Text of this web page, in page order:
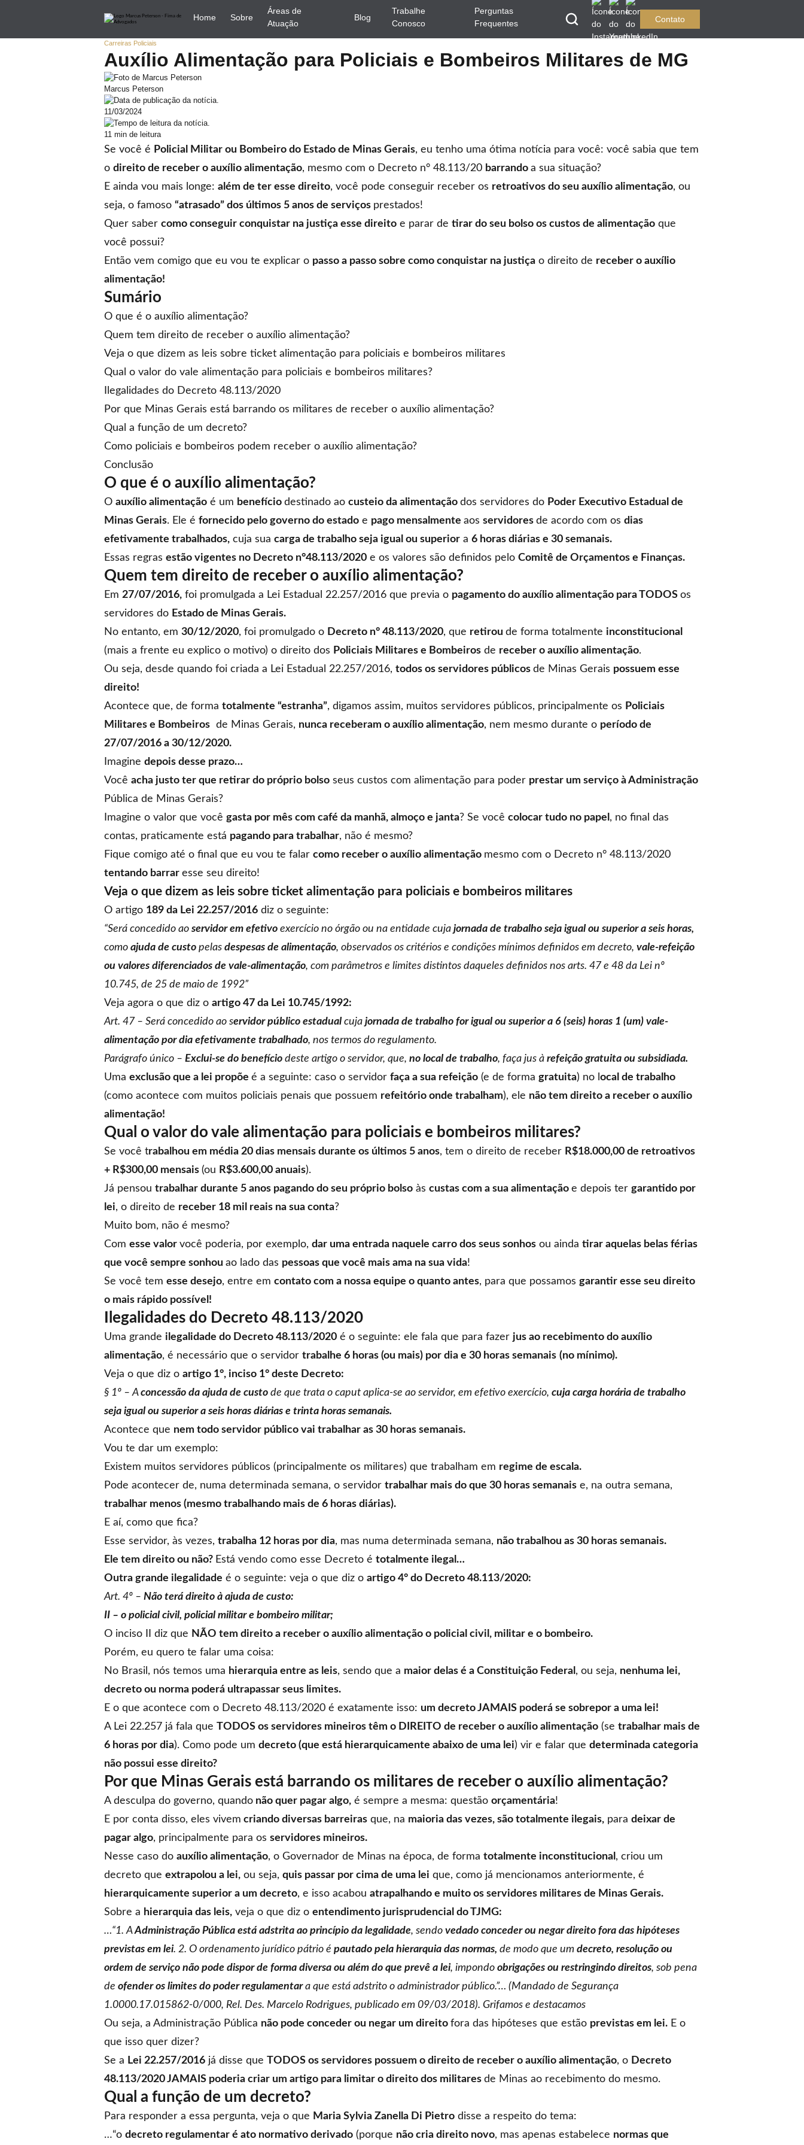
Home Sobre
Áreas de
Atuação
Blog
Trabalhe
Conosco
Perguntas
Frequentes
Contato
Carreiras Policiais
Auxílio Alimentação para Policiais e Bombeiros Militares de MG
Marcus Peterson
11/03/2024
11 min de leitura
Se você é Policial Militar ou Bombeiro do Estado de Minas Gerais, eu tenho uma ótima notícia para você: você sabia que tem
o direito de receber o auxílio alimentação, mesmo com o Decreto n° 48.113/20 barrando a sua situação?
E ainda vou mais longe: além de ter esse direito, você pode conseguir receber os retroativos do seu auxílio alimentação, ou
seja, o famoso “atrasado” dos últimos 5 anos de serviços prestados!
Quer saber como conseguir conquistar na justiça esse direitoe parar de tirar do seu bolso os custos de alimentaçãoque
você possui?
Então vem comigo que eu vou te explicar o passo a passo sobre como conquistar na justiçao direito de receber o auxílio
alimentação!
Sumário
O que é o auxílio alimentação?
Quem tem direito de receber o auxílio alimentação?
Veja o que dizem as leis sobre ticket alimentação para policiais e bombeiros militares
Qual o valor do vale alimentação para policiais e bombeiros militares?
Ilegalidades do Decreto 48.113/2020
Por que Minas Gerais está barrando os militares de receber o auxílio alimentação?
Qual a função de um decreto?
Como policiais e bombeiros podem receber o auxílio alimentação?
Conclusão
O que é o auxílio alimentação?
O auxílio alimentaçãoé um benefício destinado ao custeio da alimentação dos servidores do Poder Executivo Estadual de
Minas Gerais. Ele é fornecido pelo governo do estadoe pago mensalmente aos servidores de acordo com os dias
efetivamente trabalhados,cuja sua carga de trabalho seja igual ou superiora 6 horas diárias e 30 semanais.
Essas regras estão vigentes no Decreto n°48.113/2020e os valores são definidos pelo Comitê de Orçamentos e Finanças.
Quem tem direito de receber o auxílio alimentação?
Em 27/07/2016,foi promulgada a Lei Estadual 22.257/2016que previa o pagamento do auxílio alimentação para TODOS os
servidores do Estado de Minas Gerais.
No entanto, em 30/12/2020, foi promulgado o Decreto n° 48.113/2020, que retirou de forma totalmente inconstitucional
(mais a frente eu explico o motivo) o direito dos Policiais Militares e Bombeirosde receber o auxílio alimentação.
Ou seja, desde quando foi criada a Lei Estadual 22.257/2016, todos os servidores públicos de Minas Gerais possuem esse
direito!
Acontece que, de forma totalmente “estranha”, digamos assim, muitos servidores públicos, principalmente os Policiais
Militares e Bombeirosde Minas Gerais, nunca receberam o auxílio alimentação, nem mesmo durante o período de
27/07/2016 a 30/12/2020.
Imagine depois desse prazo…
Você acha justo ter que retirar do próprio bolsoseus custos com alimentação para poder prestar um serviço à Administração
Pública de Minas Gerais?
Imagine o valor que você gasta por mês com café da manhã, almoço e janta? Se você colocar tudo no papel , no final das
contas, praticamente está pagando para trabalhar, não é mesmo?
Fique comigo até o final que eu vou te falar como receber o auxílio alimentação mesmo com o Decreto n° 48.113/2020
tentando barrar esse seu direito!
Veja o que dizem as leis sobre ticket alimentação para policiais e bombeiros militares
O artigo 189 da Lei 22.257/2016diz o seguinte:
“Será concedido aoservidor em efetivo exercício no órgão ou na entidade cuja jornada de trabalho seja igual ou superior a seis horas,
como ajuda de custopelas despesas de alimentação, observados os critérios e condições mínimos definidos em decreto, vale-refeição
ou valores diferenciados de vale-alimentação, com parâmetros e limites distintos daqueles definidos nos arts. 47 e 48 da Lei nº
10.745, de 25 de maio de 1992”
Veja agora o que diz o artigo 47 da Lei 10.745/1992:
Art. 47 – Será concedido ao servidor público estadual cuja jornada de trabalho for igual ou superior a 6 (seis) horas 1 (um) vale-
alimentação por dia efetivamente trabalhado, nos termos do regulamento.
Parágrafo único – Exclui-se do benefício deste artigo o servidor, que, no local de trabalho, faça jus à refeição gratuita ou subsidiada.
Uma exclusão que a lei propõe é a seguinte: caso o servidor faça a sua refeição(e de forma gratuita) no l ocal de trabalho
(como acontece com muitos policiais penais que possuem refeitório onde trabalham), ele não tem direito a receber o auxílio
alimentação!
Qual o valor do vale alimentação para policiais e bombeiros militares?
Se você trabalhou em média 20 dias mensais durante os últimos 5 anos, tem o direito de receber R$18.000,00 de retroativos
+ R$300,00 mensais (ou R$3.600,00 anuais).
Já pensou trabalhar durante 5 anos pagando do seu próprio bolsoàs custas com a sua alimentação e depois ter garantido por
lei, o direito de receber 18 mil reais na sua conta?
Muito bom, não é mesmo?
Com esse valor você poderia, por exemplo, dar uma entrada naquele carro dos seus sonhosou ainda tirar aquelas belas férias
que você sempre sonhou ao lado das pessoas que você mais ama na sua vida!
Se você tem esse desejo, entre em contato com a nossa equipe o quanto antes, para que possamos garantir esse seu direito
o mais rápido possível!
Ilegalidades do Decreto 48.113/2020
Uma grande ilegalidade do Decreto 48.113/2020é o seguinte: ele fala que para fazer jus ao recebimento do auxílio
alimentação, é necessário que o servidor trabalhe 6 horas (ou mais) por dia e 30 horas semanais (no mínimo).
Veja o que diz o artigo 1°, inciso 1° deste Decreto:
§ 1º – Aconcessão da ajuda de custode que trata o caput aplica-se ao servidor, em efetivo exercício, cuja carga horária de trabalho
seja igual ou superior a seis horas diárias e trinta horas semanais.
Acontece que nem todo servidor público vai trabalhar as 30 horas semanais.
Vou te dar um exemplo:
Existem muitos servidores públicos (principalmente os militares) que trabalham em regime de escala.
Pode acontecer de, numa determinada semana, o servidor trabalhar mais do que 30 horas semanaise, na outra semana,
trabalhar menos (mesmo trabalhando mais de 6 horas diárias).
E aí, como que fica?
Esse servidor, às vezes, trabalha 12 horas por dia, mas numa determinada semana, não trabalhou as 30 horas semanais.
Ele tem direito ou não? Está vendo como esse Decreto é totalmente ilegal…
Outra grande ilegalidade é o seguinte: veja o que diz o artigo 4° do Decreto 48.113/2020:
Art. 4º – Não terá direito à ajuda de custo:
II – o policial civil, policial militar e bombeiro militar;
O inciso II diz que NÃO tem direito a receber o auxílio alimentação o policial civil, militar e o bombeiro.
Porém, eu quero te falar uma coisa:
No Brasil, nós temos uma hierarquia entre as leis, sendo que a maior delas é a Constituição Federal , ou seja, nenhuma lei,
decreto ou norma poderá ultrapassar seus limites.
E o que acontece com o Decreto 48.113/2020 é exatamente isso: um decreto JAMAIS poderá se sobrepor a uma lei!
A Lei 22.257 já fala que TODOS os servidores mineiros têm o DIREITO de receber o auxílio alimentação(se trabalhar mais de
6 horas por dia). Como pode um decreto (que está hierarquicamente abaixo de uma lei) vir e falar que determinada categoria
não possui esse direito?
Por que Minas Gerais está barrando os militares de receber o auxílio alimentação?
A desculpa do governo, quandonão quer pagar algo,é sempre a mesma: questão orçamentária!
E por conta disso, eles vivem criando diversas barreirasque, na maioria das vezes, são totalmente ilegais,para deixar de
pagar algo, principalmente para os servidores mineiros.
Nesse caso do auxílio alimentação, o Governador de Minas na época, de forma totalmente inconstitucional , criou um
decreto que extrapolou a lei,ou seja, quis passar por cima de uma lei que, como já mencionamos anteriormente, é
hierarquicamente superior a um decreto, e isso acabou atrapalhando e muito os servidores militares de Minas Gerais.
Sobre a hierarquia das leis,veja o que diz o entendimento jurisprudencial do TJMG:
…“1. AAdministração Pública está adstrita ao princípio da legalidade, sendo vedado conceder ou negar direito fora das hipóteses
previstas em lei. 2. O ordenamento jurídico pátrio é pautado pela hierarquia das normas, de modo que um decreto, resolução ou
ordem de serviço não pode dispor de forma diversa ou além do que prevê a lei, impondo obrigações ou restringindo direitos, sob pena
de ofender os limites do poder regulamentara que está adstrito o administrador público.”… (Mandado de Segurança
1.0000.17.015862-0/000, Rel. Des. Marcelo Rodrigues, publicado em 09/03/2018). Grifamos e destacamos
Ou seja, a Administração Pública não pode conceder ou negar um direito fora das hipóteses que estão previstas em lei.E o
que isso quer dizer?
Se a Lei 22.257/2016já disse que TODOS os servidores possuem o direito de receber o auxílio alimentação, o Decreto
48.113/2020 JAMAIS poderia criar um artigo para limitar o direito dos militares de Minas ao recebimento do mesmo.
Qual a função de um decreto?
Para responder a essa pergunta, veja o que Maria Sylvia Zanella Di Pietrodisse a respeito do tema:
…“o decreto regulamentar é ato normativo derivado(porque não cria direito novo, mas apenas estabelece normas que